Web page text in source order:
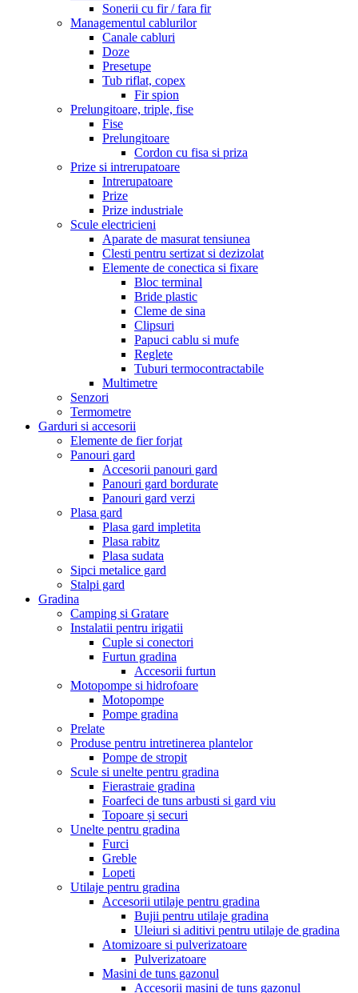
Sonerii cu fir / fara fir
Managementul cablurilor
Canale cabluri
Doze
Presetupe
Tub riflat, copex
Fir spion
Prelungitoare, triple, fise
Fise
Prelungitoare
Cordon cu fisa si priza
Prize si intrerupatoare
Intrerupatoare
Prize
Prize industriale
Scule electricieni
Aparate de masurat tensiunea
Clesti pentru sertizat si dezizolat
Elemente de conectica si fixare
Bloc terminal
Bride plastic
Cleme de sina
Clipsuri
Papuci cablu si mufe
Reglete
Tuburi termocontractabile
Multimetre
Senzori
Termometre
Garduri si accesorii
Elemente de fier forjat
Panouri gard
Accesorii panouri gard
Panouri gard bordurate
Panouri gard verzi
Plasa gard
Plasa gard impletita
Plasa rabitz
Plasa sudata
Sipci metalice gard
Stalpi gard
Gradina
Camping si Gratare
Instalatii pentru irigatii
Cuple si conectori
Furtun gradina
Accesorii furtun
Motopompe si hidrofoare
Motopompe
Pompe gradina
Prelate
Produse pentru intretinerea plantelor
Pompe de stropit
Scule si unelte pentru gradina
Fierastraie gradina
Foarfeci de tuns arbusti si gard viu
Topoare și securi
Unelte pentru gradina
Furci
Greble
Lopeti
Utilaje pentru gradina
Accesorii utilaje pentru gradina
Bujii pentru utilaje gradina
Uleiuri si aditivi pentru utilaje de gradina
Atomizoare si pulverizatoare
Pulverizatoare
Masini de tuns gazonul
Accesorii masini de tuns gazonul